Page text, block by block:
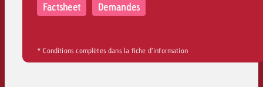
Factsheet Demandes
* Conditions complètes dans la fiche d’information